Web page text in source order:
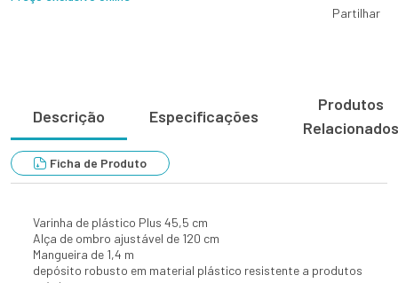
Partilhar
Descrição Especificações
Produtos
Relacionados
Ficha de Produto
Varinha de plástico Plus 45,5 cm
Alça de ombro ajustável de 120 cm
Mangueira de 1,4 m
depósito robusto em material plástico resistente a produtos